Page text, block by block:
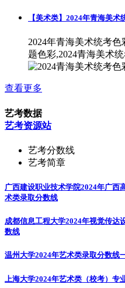
【美术类】2024年青海美术
2024年青海美术统考
题色彩,2024青海美术统
查看更多
艺考数据
艺考资源站
艺考分数线
艺考简章
广西建设职业技术学院2024年广西
术类录取分数线
成都信息工程大学2024年视觉传达
数线
温州大学2024年艺术类录取分数线
上海大学2024年艺术类（校考）专